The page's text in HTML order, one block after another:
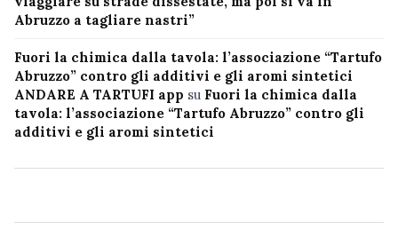
Abruzzo a tagliare nastri”
Fuori la chimica dalla tavola: l’associazione “Tartufo
Abruzzo” contro gli additivi e gli aromi sintetici
ANDARE A TARTUFI app su Fuori la chimica dalla
tavola: l’associazione “Tartufo Abruzzo” contro gli
additivi e gli aromi sintetici